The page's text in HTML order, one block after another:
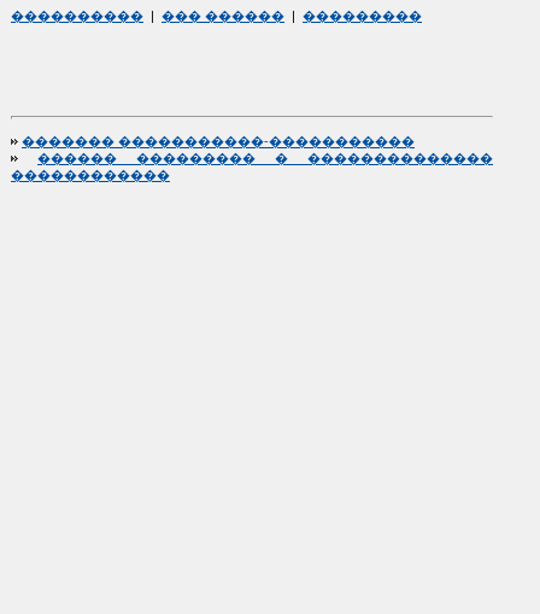
���������� | ��� ������ | ���������
������� �����������-�����������
������ ��������� � ��������������
������������